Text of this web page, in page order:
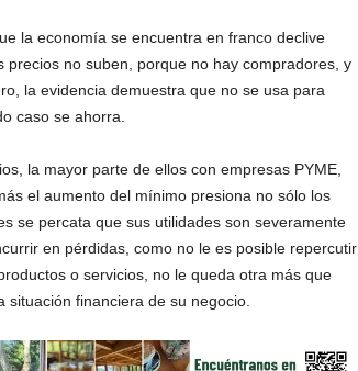
la economía se encuentra en franco declive
no suben, porque no hay compradores, y
la evidencia demuestra que no se usa para
caso se ahorra.
la mayor parte de ellos con empresas PYME,
el aumento del mínimo presiona no sólo los
se percata que sus utilidades son severamente
en pérdidas, como no le es posible repercutir
o servicios, no le queda otra más que
situación financiera de su negocio.